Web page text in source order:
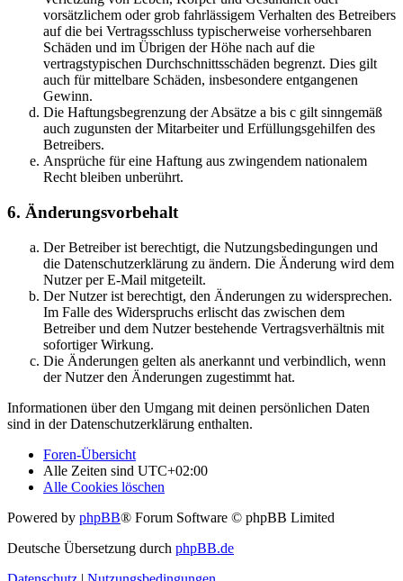
vorsätzlichem oder grob fahrlässigem Verhalten des Betreibers
auf die bei Vertragsschluss typischerweise vorhersehbaren
Schäden und im Übrigen der Höhe nach auf die
vertragstypischen Durchschnittsschäden begrenzt. Dies gilt
auch für mittelbare Schäden, insbesondere entgangenen
Gewinn.
Die Haftungsbegrenzung der Absätze a bis c gilt sinngemäß
auch zugunsten der Mitarbeiter und Erfüllungsgehilfen des
Betreibers.
Ansprüche für eine Haftung aus zwingendem nationalem
Recht bleiben unberührt.
6. Änderungsvorbehalt
Der Betreiber ist berechtigt, die Nutzungsbedingungen und
die Datenschutzerklärung zu ändern. Die Änderung wird dem
Nutzer per E-Mail mitgeteilt.
Der Nutzer ist berechtigt, den Änderungen zu widersprechen.
Im Falle des Widerspruchs erlischt das zwischen dem
Betreiber und dem Nutzer bestehende Vertragsverhältnis mit
sofortiger Wirkung.
Die Änderungen gelten als anerkannt und verbindlich, wenn
der Nutzer den Änderungen zugestimmt hat.
Informationen über den Umgang mit deinen persönlichen Daten
sind in der Datenschutzerklärung enthalten.
Foren-Übersicht
Alle Zeiten sind UTC+02:00
Alle Cookies löschen
Powered by phpBB® Forum Software © phpBB Limited
Deutsche Übersetzung durch phpBB.de